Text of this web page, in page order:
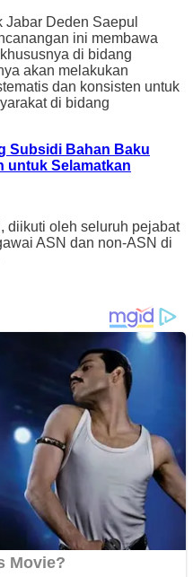
Deden Saepul
ini membawa
di bidang
akan melakukan
dan konsisten untuk
di bidang
Subsidi Bahan Baku
untuk Selamatkan
diikuti oleh seluruh pejabat
ASN dan non-ASN di